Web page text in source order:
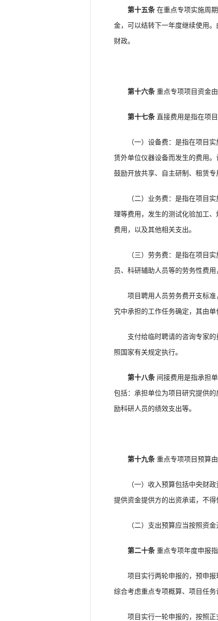
第十五条在重点专项实施周
金，可以结转下一年度继续使用
财政。
第十六条重点专项项目资金
第十七条直接费用是指在项
（一）设备费：是指在项目实
赁外单位仪器设备而发生的费用
鼓励开放共享、自主研制、租赁
（二）业务费：是指在项目实
理等费用，发生的测试化验加工
费用，以及其他相关支出。
（三）劳务费：是指在项目实
员、科研辅助人员等的劳务性费
项目聘用人员劳务费开支标准
究中承担的工作任务确定，其由
支付给临时聘请的咨询专家的
照国家有关规定执行。
第十八条间接费用是指承担
包括：承担单位为项目研究提供
励科研人员的绩效支出等。
第十九条重点专项项目预算
（一）收入预算包括中央财政
提供资金提供方的出资承诺，不
（二）支出预算应当按照资金
第二十条重点专项年度申报
项目实行两轮申报的，预申报
综合考虑重点专项概算、项目任
项目实行一轮申报的，按照正